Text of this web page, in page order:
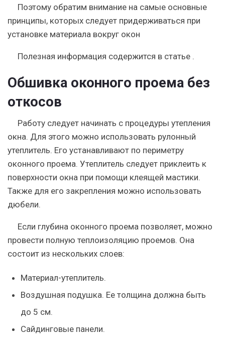
Поэтому обратим внимание на самые основные
принципы, которых следует придерживаться при
установке материала вокруг окон
Полезная информация содержится в статье .
Обшивка оконного проема без
откосов
Работу следует начинать с процедуры утепления
окна. Для этого можно использовать рулонный
утеплитель. Его устанавливают по периметру
оконного проема. Утеплитель следует приклеить к
поверхности окна при помощи клеящей мастики.
Также для его закрепления можно использовать
дюбели.
Если глубина оконного проема позволяет, можно
провести полную теплоизоляцию проемов. Она
состоит из нескольких слоев:
Материал-утеплитель.
Воздушная подушка. Ее толщина должна быть
до 5 см.
Сайдинговые панели.